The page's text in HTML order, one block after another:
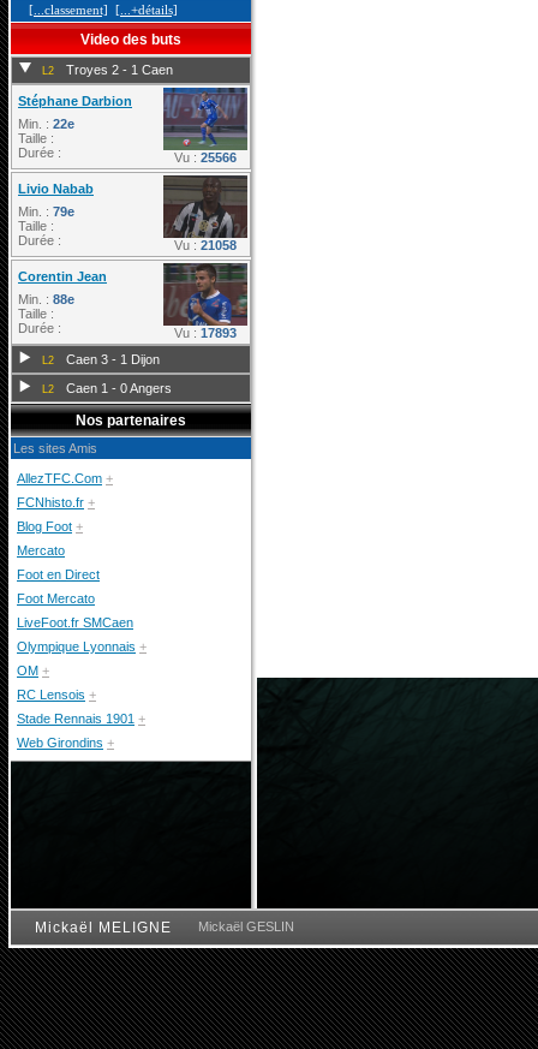
[...classement] [...+détails]
Video des buts
L2 Troyes 2 - 1 Caen
Stéphane Darbion
Min. : 22e
Taille :
Durée :
Vu : 25566
Livio Nabab
Min. : 79e
Taille :
Durée :
Vu : 21058
Corentin Jean
Min. : 88e
Taille :
Durée :
Vu : 17893
L2 Caen 3 - 1 Dijon
L2 Caen 1 - 0 Angers
Nos partenaires
Les sites Amis
AllezTFC.Com +
FCNhisto.fr +
Blog Foot +
Mercato
Foot en Direct
Foot Mercato
LiveFoot.fr SMCaen
Olympique Lyonnais +
OM +
RC Lensois +
Stade Rennais 1901 +
Web Girondins +
Mickaël MELIGNE Mickaël GESLIN